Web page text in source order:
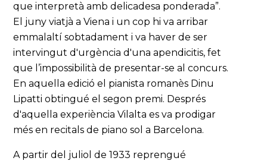
que interpretà amb delicadesa ponderada”.
El juny viatjà a Viena i un cop hi va arribar
emmalaltí sobtadament i va haver de ser
intervingut d'urgència d'una apendicitis, fet
que l’impossibilità de presentar-se al concurs.
En aquella edició el pianista romanès Dinu
Lipatti obtingué el segon premi. Després
d'aquella experiència Vilalta es va prodigar
més en recitals de piano sol a Barcelona.
A partir del juliol de 1933 reprengué